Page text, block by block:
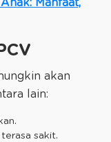
Manfaat,
akan
lain:
sakit.